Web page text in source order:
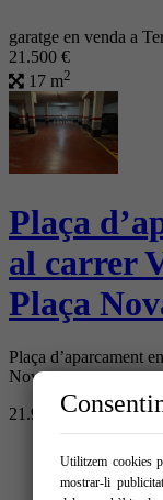
garatge en venda a
21.500 €
17 m2
Plaça
al carrer
Plaça
Plaça d’aparcament
Nova
21.900 €
Utilitzem cookies
mostrar-li